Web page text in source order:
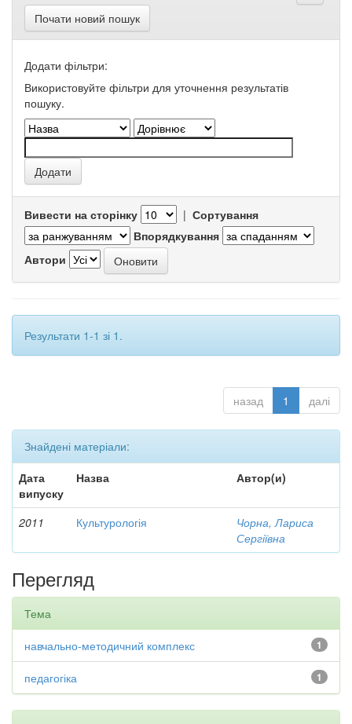
Почати новий пошук
Додати фільтри:
Використовуйте фільтри для уточнення результатів
пошуку.
Вивести на сторінку | Сортування
Впорядкування
Автори
Результати 1-1 зі 1.
назад 1 далі
Знайдені матеріали:
Дата
випуску
Назва Автор(и)
2011 Культурологія
Чорна, Лариса
Сергіївна
Перегляд
Тема
1
навчально-методичний комплекс
1
педагогіка